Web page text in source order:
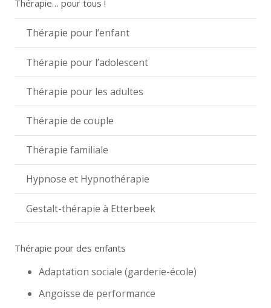
Thérapie… pour tous !
Thérapie pour l’enfant
Thérapie pour l’adolescent
Thérapie pour les adultes
Thérapie de couple
Thérapie familiale
Hypnose et Hypnothérapie
Gestalt-thérapie à Etterbeek
Thérapie pour des enfants
Adaptation sociale (garderie-école)
Angoisse de performance